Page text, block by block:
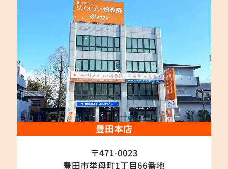
豊田本店
〒471-0023
豊田市挙母町1丁目66番地